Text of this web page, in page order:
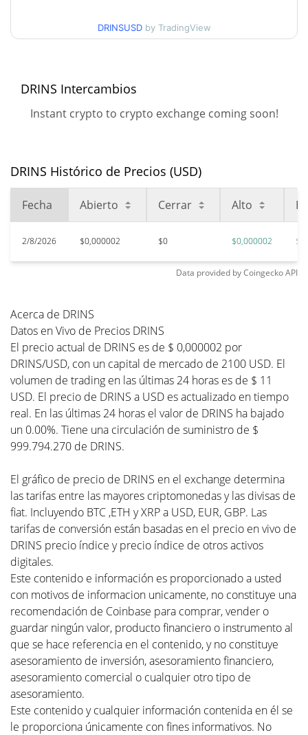
ago. 3, 2026 (5 days ago)
0.24%
DRINSUSD by TradingView
DRINS Intercambios
Instant crypto to crypto exchange coming soon!
DRINS Histórico de Precios (USD)
Fecha Abierto Cerrar Alto
2/8/2026 $0,000002 $0 $0,000002
Data provided byCoingeckoAPI
Acerca de DRINS
Datos en Vivo de Precios DRINS
El precio actual de DRINS es de $ 0,000002 por
DRINS/USD, con un capital de mercado de 2100 USD. El
volumen de trading en las últimas 24 horas es de $ 11
USD. El precio de DRINS a USD es actualizado en tiempo
real. En las últimas 24 horas el valor de DRINS ha bajado
un 0.00%. Tiene una circulación de suministro de $
999.794.270 de DRINS.
El gráfico de precio de DRINS en el exchange determina
las tarifas entre las mayores criptomonedas y las divisas de
fiat. Incluyendo BTC ,ETH y XRP a USD, EUR, GBP. Las
tarifas de conversión están basadas en el precio en vivo de
DRINS precio índice y precio índice de otros activos
digitales.
Este contenido e información es proporcionado a usted
con motivos de informacion unicamente, no constituye una
recomendación de Coinbase para comprar, vender o
guardar ningún valor, producto financiero o instrumento al
que se hace referencia en el contenido, y no constituye
asesoramiento de inversión, asesoramiento financiero,
asesoramiento comercial o cualquier otro tipo de
asesoramiento.
Este contenido y cualquier información contenida en él se
le proporciona únicamente con fines informativos. No